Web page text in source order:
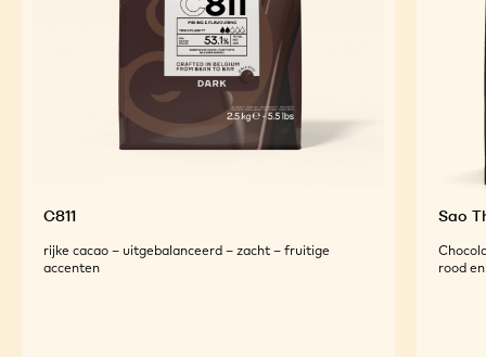
C811
rijke cacao – uitgebalanceerd – zacht – fruitige
accenten
Sao
rood